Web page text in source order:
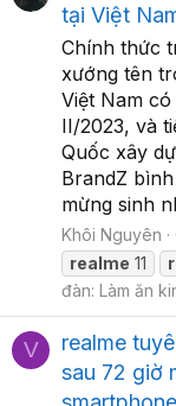
tại Việt
Chính thức
xướng tên
Việt Nam
II/2023, và
Quốc xây
BrandZ
mừng sinh
Khôi Nguyên
realme 11
đàn: Làm ăn
V
realme
sau 72 giờ